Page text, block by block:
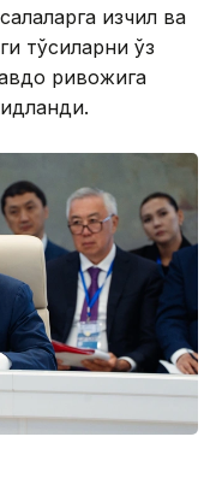
изчил ва
тўсиқларни ўз
ривожига